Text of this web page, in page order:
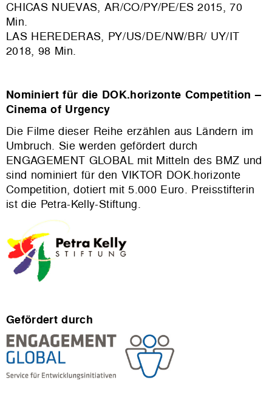
CHICAS NUEVAS, AR/CO/PY/PE/ES 2015, 70
Min.
LAS HEREDERAS, PY/US/DE/NW/BR/ UY/IT
2018, 98 Min.
Nominiert für die DOK.horizonte Competition –
Cinema of Urgency
Die Filme dieser Reihe erzählen aus Ländern im
Umbruch. Sie werden gefördert durch
ENGAGEMENT GLOBAL mit Mitteln des BMZ und
sind nominiert für den VIKTOR DOK.horizonte
Competition, dotiert mit 5.000 Euro. Preisstifterin
ist die Petra-Kelly-Stiftung.
Gefördert durch